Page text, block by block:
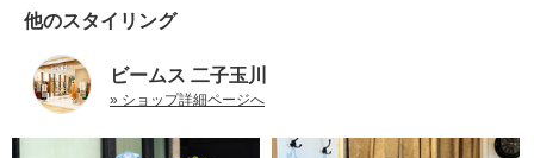
他のスタイリング
ビームス 二子玉川
» ショップ詳細ページへ